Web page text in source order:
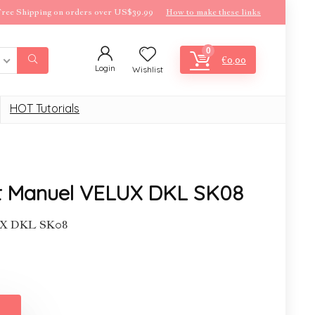
Shipping on orders over US$39.99 How to make these links
Login Wishlist
0
€0,00
HOT Tutorials
VELUX DKL SK08
DKL SK08